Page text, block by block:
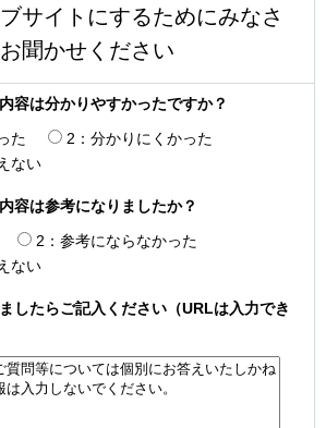
サイトにするためにみなさ
聞かせください
容は分かりやすかったですか？
た
2：分かりにくかった
ない
容は参考になりましたか？
2：参考にならなかった
ない
したらご記入ください（URLは入力でき